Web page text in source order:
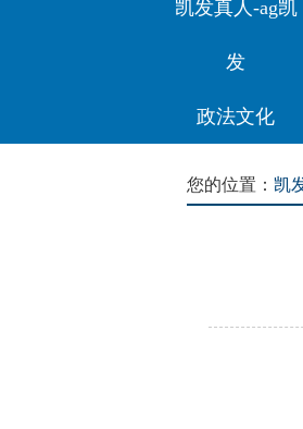
凯发真人-ag凯
发
政法文化
您的位置： 凯